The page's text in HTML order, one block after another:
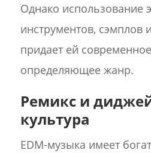
Однако использование
инструментов, сэмплов
придает ей
определяющее жанр.
Ремикс и
культура
EDM-музыка имеет